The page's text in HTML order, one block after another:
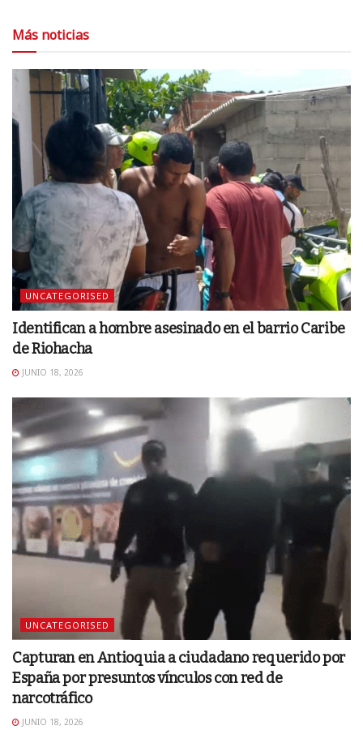
Más noticias
UNCATEGORISED
Identifican a hombre asesinado en el barrio Caribe
de Riohacha
JUNIO 18, 2026
UNCATEGORISED
Capturan en Antioquia a ciudadano requerido por
España por presuntos vínculos con red de
narcotráfico
JUNIO 18, 2026